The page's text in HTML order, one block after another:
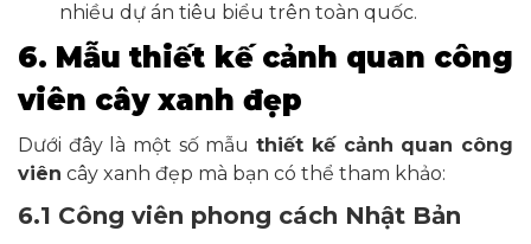
nhiều dự án tiêu biểu trên toàn quốc.
6. Mẫu thiết kế cảnh quan công
viên cây xanh đẹp
Dưới đây là một số mẫuthiết kế cảnh quan công
viên cây xanh đẹp mà bạn có thể tham khảo:
6.1 Công viên phong cách Nhật Bản